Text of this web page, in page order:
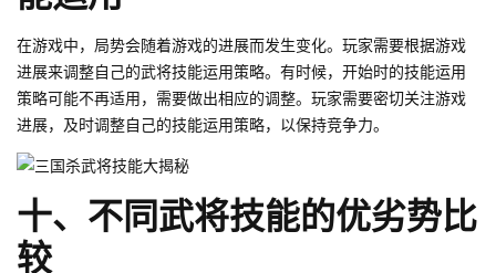
在游戏中，局势会随着游戏的进展而发生变化。玩家需要根据游戏
进展来调整自己的武将技能运用策略。有时候，开始时的技能运用
策略可能不再适用，需要做出相应的调整。玩家需要密切关注游戏
进展，及时调整自己的技能运用策略，以保持竞争力。
十、不同武将技能的优劣势比
较